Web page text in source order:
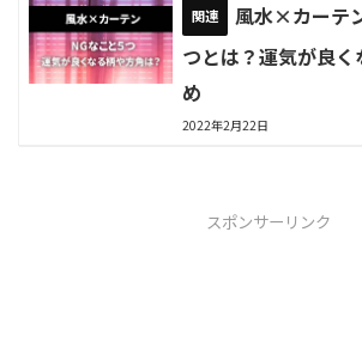
風水×カーテ
つとは？運気が良
め
2022年2月22日
スポンサーリンク